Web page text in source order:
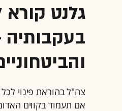
גלנט
בעקבותיה
צה"ל בהוראת פינוי
אם תעמוד בקווים